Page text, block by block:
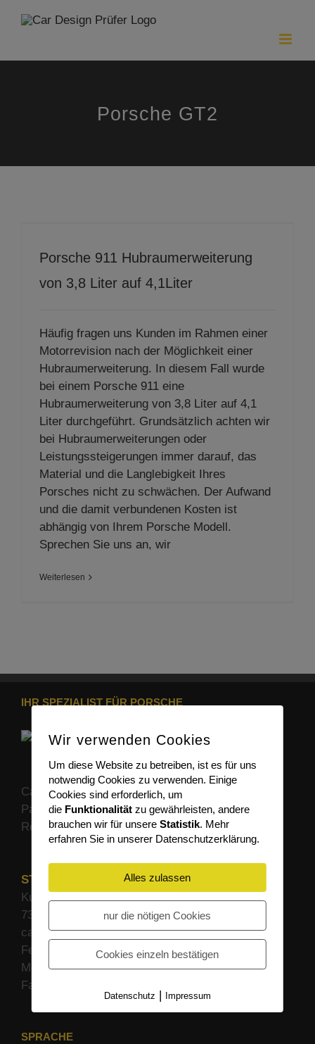
Inhalt
Porsche GT2
Porsche 911 Hubraumerweiterung
von 3,8 Liter auf 4,1Liter
Häufig fragen uns Kunden im Rahmen einer
Motorrevision nach der Möglichkeit einer
Hubraumerweiterung. In diesem Fall wurde
bei einem Porsche 911 eine
Hubraumerweiterung von 3,8 Liter auf 4,1
Liter durchgeführt. Grundsätzlich achten wir
bei Hubraumerweiterungen oder
Leistungssteigerungen immer darauf, das
Material und die Langlebigkeit Ihres
Porsches nicht zu schwächen. Der Aufwand
und die damit verbundenen Kosten ist
abhängig von Ihrem Porsche Modell.
Sprechen Sie uns an, wir
Weiterlesen
IHR SPEZIALIST FÜR PORSCHE
Car Design Prüfer ist Ihr deutschlandweiter
Partner wenn es um professionelle
Reparaturlösungen für Ihren Porsche geht.
STANDORT
Kuchbergstraße 5
73084 Salach
car-design-pruefer.com
Festnetz (+49) 07162 9468 120
Mobil (+49) 0172 683 347 4
Fax (+49) 07162 9468 122
SPRACHE
Wir verwenden Cookies
Um diese Website zu betreiben, ist es für uns
notwendig Cookies zu verwenden. Einige
Cookies sind erforderlich, um
die Funktionalitätzu gewährleisten, andere
brauchen wir für unsere Statistik. Mehr
erfahren Sie in unserer Datenschutzerklärung.
Alles zulassen
nur die nötigen Cookies
Cookies einzeln bestätigen
Datenschutz | Impressum